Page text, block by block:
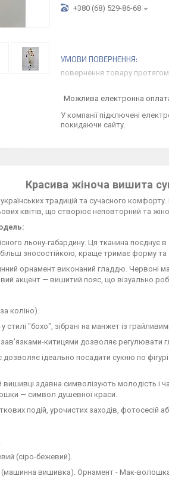
+380 (68) 529-86-68
повернення товару протягом
У компанії підключені
покидаючи сайту.
Красива жіноча вишита
традицій та сучасного
квітів, що створює неповторний та
льону-габардину. Ця тканина поєднує
зносостійкою, краще тримає форму та
орнамент виконаний гладдю. Червоні
акцент — вишитий пояс, що візуально
коліно).
"бохо", зібрані на манжет із
китицями дозволяє регулювати
ідеально посадити сукню по
вишивці здавна символізують молодість
— символ душевної краси.
подій, урочистих заходів, фотосесій
(сіро-бежевий).
(машинна вишивка). Орнамент - Мак-